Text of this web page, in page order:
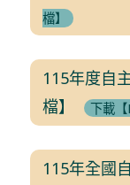
檔】
115年度自
檔】
下載【
115年全國